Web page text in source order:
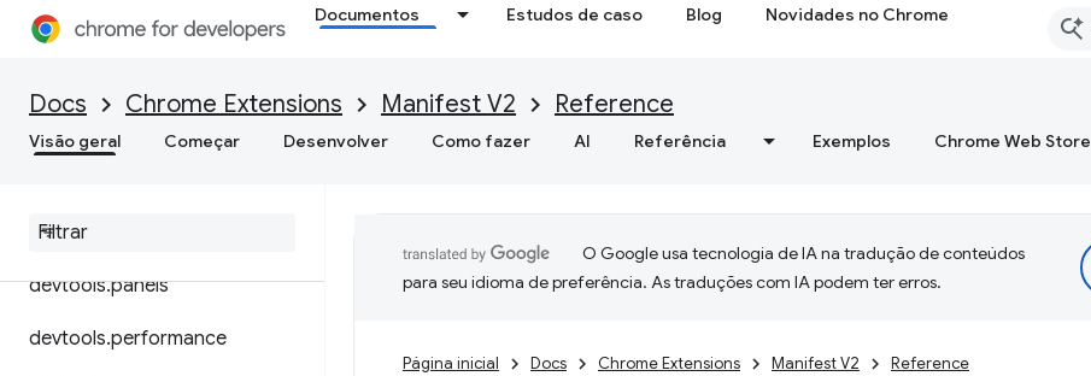
Documentos Estudos de caso Blog Novidades no Chrome
Docs Chrome Extensions Manifest V2 Reference
Visão geral Começar Desenvolver Como fazer AI Referência Exemplos Chrome Web Store
declarativeNetRequest
devtools
devtools.panels
devtools.performance
O Google usa tecnologia de IA na tradução de conteúdos
para seu idioma de preferência. As traduções com IA podem ter erros.
Página inicial Docs Chrome Extensions Manifest V2 Reference